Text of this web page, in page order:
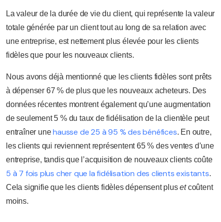
La valeur de la durée de vie du client, qui représente la valeur
totale générée par un client tout au long de sa relation avec
une entreprise, est nettement plus élevée pour les clients
fidèles que pour les nouveaux clients.
Nous avons déjà mentionné que les clients fidèles sont prêts
à dépenser 67 % de plus que les nouveaux acheteurs. Des
données récentes montrent également qu’une augmentation
de seulement 5 % du taux de fidélisation de la clientèle peut
entraîner unehausse de 25 à 95 % des bénéfices. En outre,
les clients qui reviennent représentent 65 % des ventes d’une
entreprise, tandis que l’acquisition de nouveaux clients coûte
5 à 7 fois plus cher que la fidélisation des clients existants.
Cela signifie que les clients fidèles dépensent plusetcoûtent
moins.